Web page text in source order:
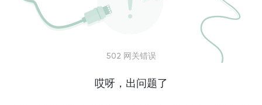
502 网关错误
哎呀，出问题了